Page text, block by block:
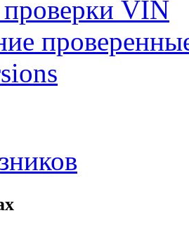
VIN